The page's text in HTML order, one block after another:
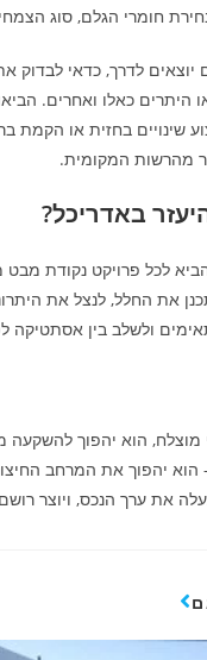
חומרי הגלם, סוג
לדרך, כדאי לבדוק
היתרים כאלו ואחרים.
שינויים בחזית או הקמת
מהרשות המקומית.
באדריכל?
לכל פרויקט נקודת מבט
את החלל, לנצל את
ולשלב בין אסתטיקה
מוצלח, הוא יהפוך
הוא יהפוך את המרחב
את ערך הנכס, ויוצר